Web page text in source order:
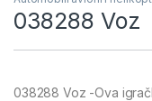
038288 Voz
038288 Voz -Ova